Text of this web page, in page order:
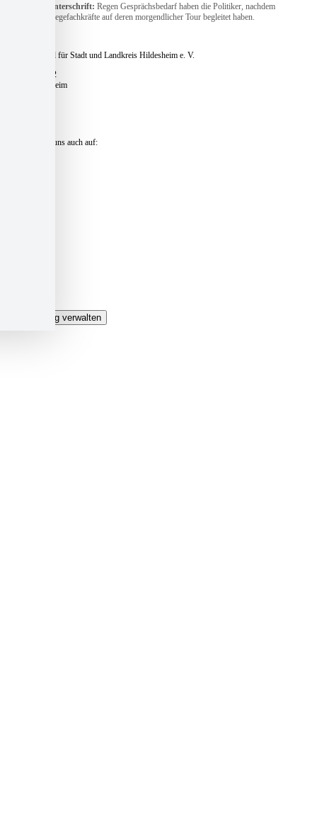
Bildunterschrift: Regen Gesprächsbedarf haben die Politiker, nachdem
sie Pflegefachkräfte auf deren morgendlicher Tour begleitet haben.
Caritasverband für Stadt und Landkreis Hildesheim e. V.
Pfaffenstieg 12
31134 Hildesheim
Besuchen Sie uns auch auf:
Einwilligung verwalten